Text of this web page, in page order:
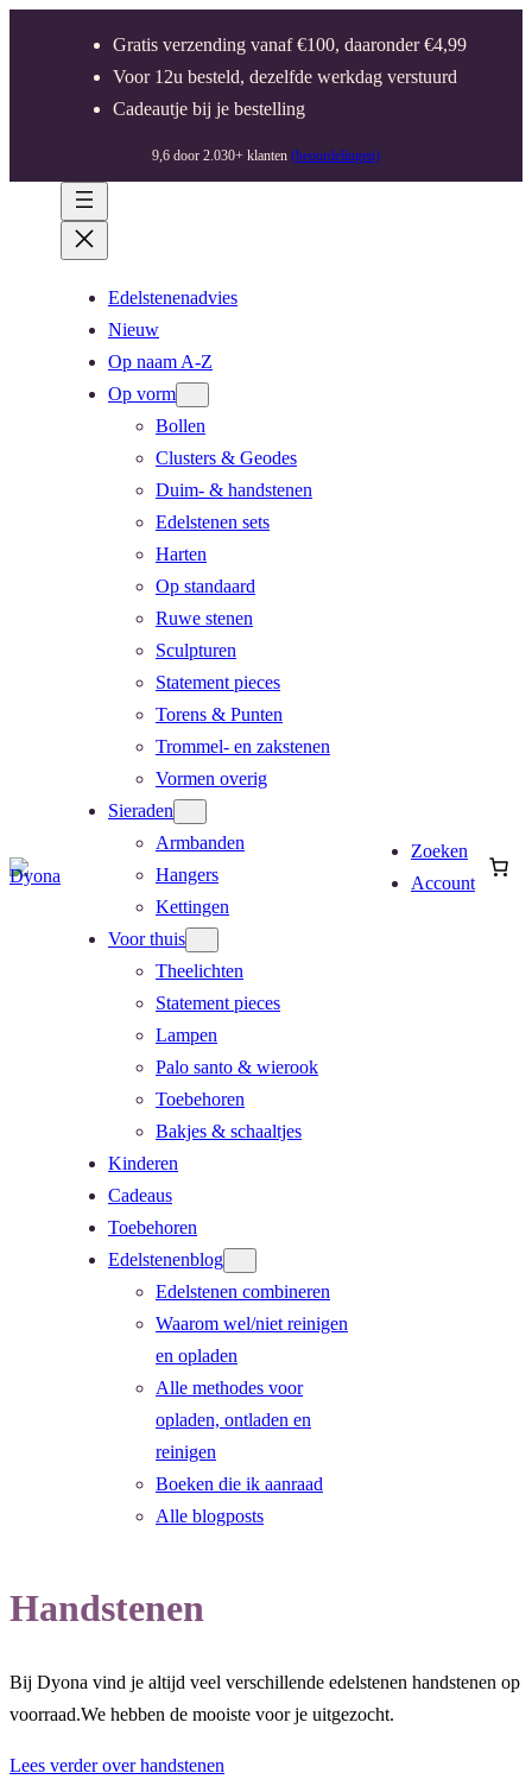
Gratis verzending vanaf €100, daaronder €4,99
Voor 12u besteld, dezelfde werkdag verstuurd
Cadeautje bij je bestelling
9,6 door 2.030+ klanten (beoordelingen)
Edelstenenadvies
Nieuw
Op naam A-Z
Op vorm
Bollen
Clusters & Geodes
Duim- & handstenen
Edelstenen sets
Harten
Op standaard
Ruwe stenen
Sculpturen
Statement pieces
Torens & Punten
Trommel- en zakstenen
Vormen overig
Sieraden
Armbanden
Hangers
Kettingen
Voor thuis
Theelichten
Statement pieces
Lampen
Palo santo & wierook
Toebehoren
Bakjes & schaaltjes
Kinderen
Cadeaus
Toebehoren
Edelstenenblog
Edelstenen combineren
Waarom wel/niet reinigen
en opladen
Alle methodes voor
opladen, ontladen en
reinigen
Boeken die ik aanraad
Alle blogposts
Zoeken
Account
Handstenen
Bij Dyona vind je altijd veel verschillende edelstenen handstenen op
voorraad.We hebben de mooiste voor je uitgezocht.
Lees verder over handstenen